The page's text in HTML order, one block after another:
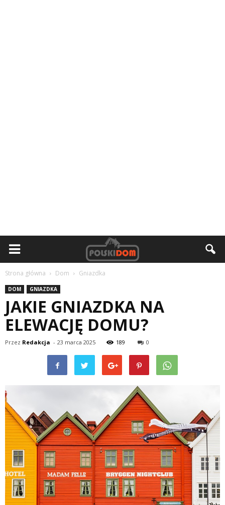
Strona główna Dom Gniazdka
DOM GNIAZDKA
JAKIE GNIAZDKA NA
ELEWACJĘ DOMU?
Przez Redakcja - 23 marca 2025 189 0